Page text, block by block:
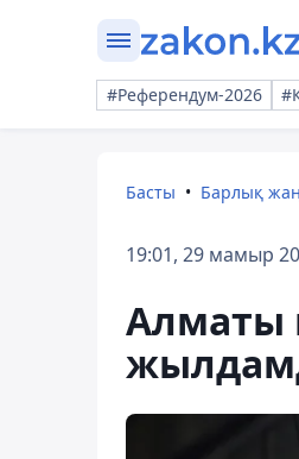
#Референдум-2026
Басты Барлық
19:01, 29 мамыр
Алматы